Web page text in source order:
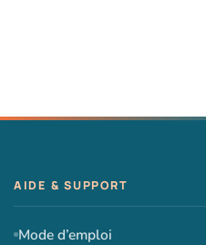
Mode d’emploi